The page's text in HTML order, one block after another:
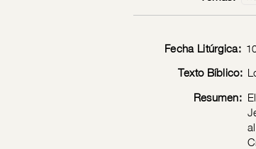
Fecha Litúrgica:
Texto Bíblico:
Resumen: